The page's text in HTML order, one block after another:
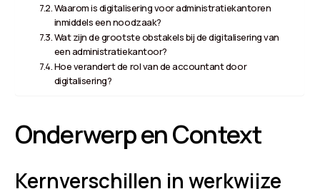
Waarom is digitalisering voor administratiekantoren
inmiddels een noodzaak?
Wat zijn de grootste obstakels bij de digitalisering van
een administratiekantoor?
Hoe verandert de rol van de accountant door
digitalisering?
Onderwerp en Context
Kernverschillen in werkwijze